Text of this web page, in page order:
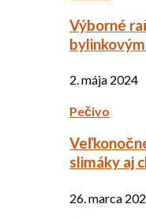
Výborné
2. mája 2024
Pečivo
slimáky aj
26. marca